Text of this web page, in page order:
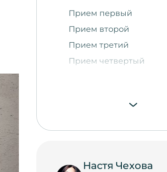
Прием первый
Прием второй
Прием третий
Прием четвертый
Настя Чехова